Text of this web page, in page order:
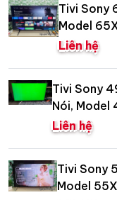
Tivi Sony
Model
Liên hệ
Tivi Sony
Nói, Model
Liên hệ
Tivi Sony
Model